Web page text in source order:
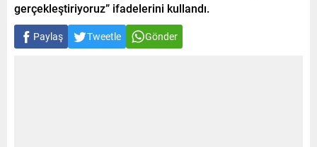
gerçekleştiriyoruz” ifadelerini kullandı.
Paylaş Tweetle Gönder